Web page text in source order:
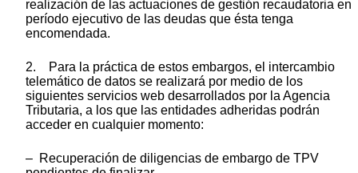
realización de las actuaciones de gestión recaudatoria en
período ejecutivo de las deudas que ésta tenga
encomendada.
2. Para la práctica de estos embargos, el intercambio
telemático de datos se realizará por medio de los
siguientes servicios web desarrollados por la Agencia
Tributaria, a los que las entidades adheridas podrán
acceder en cualquier momento:
– Recuperación de diligencias de embargo de TPV